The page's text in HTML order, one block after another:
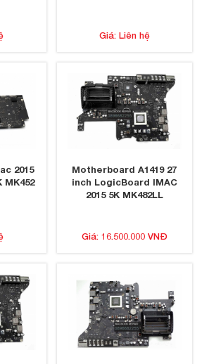
Giá: Liên hệ
2015
MK452
Motherboard A1419 27
inch LogicBoard IMAC
2015 5K MK482LL
Giá: 16.500.000 VNĐ